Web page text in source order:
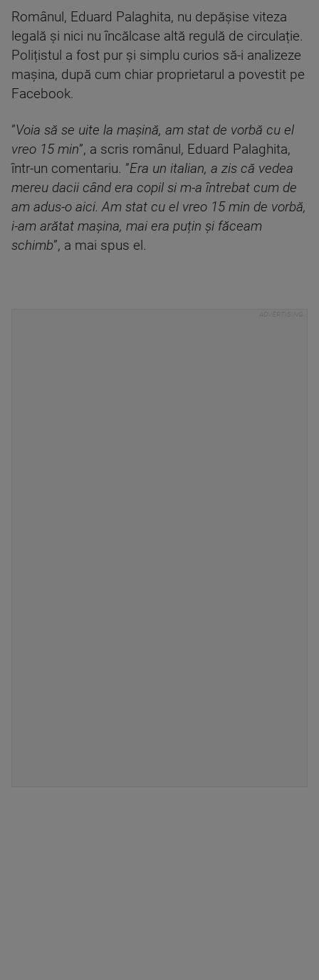
Românul, Eduard Palaghita, nu depășise viteza
legală și nici nu încălcase altă regulă de circulație.
Polițistul a fost pur și simplu curios să-i analizeze
mașina, după cum chiar proprietarul a povestit pe
Facebook.
”Voia să se uite la mașină, am stat de vorbă cu el
vreo 15 min”, a scris românul, Eduard Palaghita,
într-un comentariu. ”Era un italian, a zis că vedea
mereu dacii când era copil si m-a întrebat cum de
am adus-o aici. Am stat cu el vreo 15 min de vorbă,
i-am arătat mașina, mai era puțin și făceam
schimb”, a mai spus el.